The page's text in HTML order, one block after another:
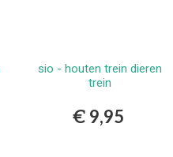
Bestellen
sio - houten trein dieren
trein
€ 9,95